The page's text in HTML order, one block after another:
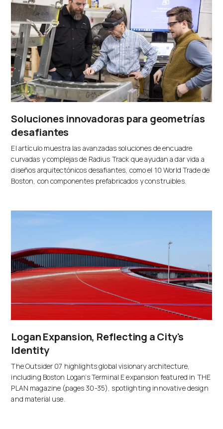
Soluciones innovadoras para geometrías
desafiantes
El artículo muestra las avanzadas soluciones de encuadre
curvadas y complejas de Radius Track que ayudan a dar vida a
diseños arquitectónicos desafiantes, como el 10 World Trade de
Boston, con componentes prefabricados y construibles.
Logan Expansion, Reflecting a City's
Identity
The Outsider 07 highlights global visionary architecture,
including Boston Logan’s Terminal E expansion featured in THE
PLAN magazine (pages 30-35), spotlighting innovative design
and material use.